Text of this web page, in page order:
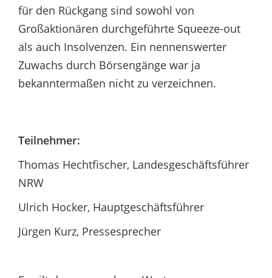
für den Rückgang sind sowohl von
Großaktionären durchgeführte Squeeze-out
als auch Insolvenzen. Ein nennenswerter
Zuwachs durch Börsengänge war ja
bekanntermaßen nicht zu verzeichnen.
Teilnehmer:
Thomas Hechtfischer, Landesgeschäftsführer
NRW
Ulrich Hocker, Hauptgeschäftsführer
Jürgen Kurz, Pressesprecher